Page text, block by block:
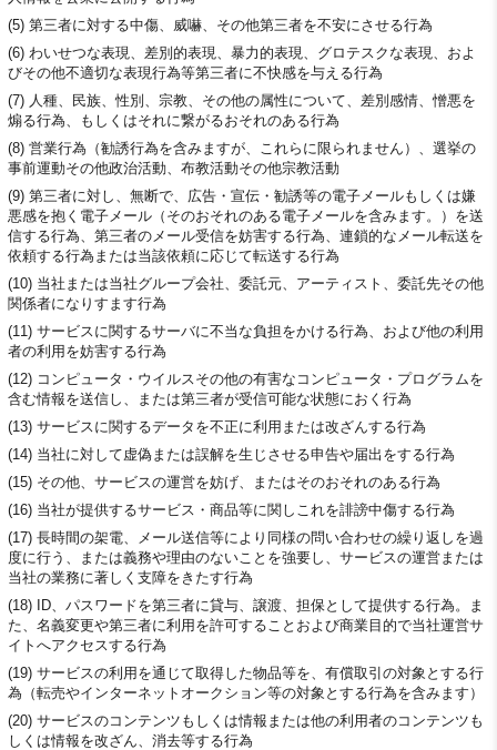
(5) 第三者に対する中傷、威嚇、その他第三者を不安にさせる行為
(6) わいせつな表現、差別的表現、暴力的表現、グロテスクな表現、およ
びその他不適切な表現行為等第三者に不快感を与える行為
(7) 人種、民族、性別、宗教、その他の属性について、差別感情、憎悪を
煽る行為、もしくはそれに繋がるおそれのある行為
(8) 営業行為（勧誘行為を含みますが、これらに限られません）、選挙の
事前運動その他政治活動、布教活動その他宗教活動
(9) 第三者に対し、無断で、広告・宣伝・勧誘等の電子メールもしくは嫌
悪感を抱く電子メール（そのおそれのある電子メールを含みます。）を送
信する行為、第三者のメール受信を妨害する行為、連鎖的なメール転送を
依頼する行為または当該依頼に応じて転送する行為
(10) 当社または当社グループ会社、委託元、アーティスト、委託先その他
関係者になりすます行為
(11) サービスに関するサーバに不当な負担をかける行為、および他の利用
者の利用を妨害する行為
(12) コンピュータ・ウイルスその他の有害なコンピュータ・プログラムを
含む情報を送信し、または第三者が受信可能な状態におく行為
(13) サービスに関するデータを不正に利用または改ざんする行為
(14) 当社に対して虚偽または誤解を生じさせる申告や届出をする行為
(15) その他、サービスの運営を妨げ、またはそのおそれのある行為
(16) 当社が提供するサービス・商品等に関しこれを誹謗中傷する行為
(17) 長時間の架電、メール送信等により同様の問い合わせの繰り返しを過
度に行う、または義務や理由のないことを強要し、サービスの運営または
当社の業務に著しく支障をきたす行為
(18) ID、パスワードを第三者に貸与、譲渡、担保として提供する行為。ま
た、名義変更や第三者に利用を許可することおよび商業目的で当社運営サ
イトへアクセスする行為
(19) サービスの利用を通じて取得した物品等を、有償取引の対象とする行
為（転売やインターネットオークション等の対象とする行為を含みます）
(20) サービスのコンテンツもしくは情報または他の利用者のコンテンツも
しくは情報を改ざん、消去等する行為